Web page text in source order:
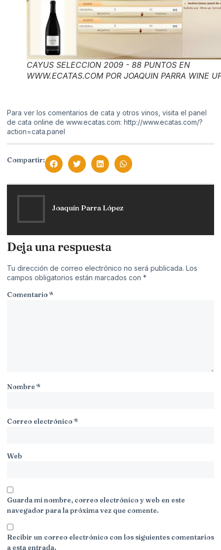
CAYUS SELECCION 2009 - 88 PUNTOS EN
WWW.ECATAS.COM POR JOAQUIN PARRA WINE
Para ver los comentarios de cata y otros vinos, visita el panel
de cata online de www.ecatas.com: http://www.ecatas.com/?
action=cata.panel
Compartir:
Joaquín Parra López
Deja una respuesta
Tu dirección de correo electrónico no será publicada. Los
campos obligatorios están marcados con *
Comentario*
Nombre*
Correo electrónico*
Web
Guarda mi nombre, correo electrónico y web en este
navegador para la próxima vez que comente.
Recibir un correo electrónico con los siguientes comentarios
a esta entrada.